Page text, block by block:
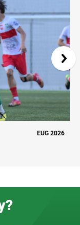
EUG 2026